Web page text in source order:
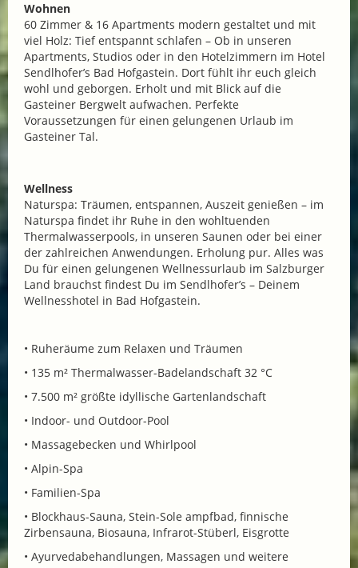
Wohnen
60 Zimmer & 16 Apartments modern gestaltet und mit
viel Holz: Tief entspannt schlafen – Ob in unseren
Apartments, Studios oder in den Hotelzimmern im Hotel
Sendlhofer’s Bad Hofgastein. Dort fühlt ihr euch gleich
wohl und geborgen. Erholt und mit Blick auf die
Gasteiner Bergwelt aufwachen. Perfekte
Voraussetzungen für einen gelungenen Urlaub im
Gasteiner Tal.
Wellness
Naturspa: Träumen, entspannen, Auszeit genießen – im
Naturspa findet ihr Ruhe in den wohltuenden
Thermalwasserpools, in unseren Saunen oder bei einer
der zahlreichen Anwendungen. Erholung pur. Alles was
Du für einen gelungenen Wellnessurlaub im Salzburger
Land brauchst findest Du im Sendlhofer’s – Deinem
Wellnesshotel in Bad Hofgastein.
• Ruheräume zum Relaxen und Träumen
• 135 m² Thermalwasser-Badelandschaft 32 °C
• 7.500 m² größte idyllische Gartenlandschaft
• Indoor- und Outdoor-Pool
• Massagebecken und Whirlpool
• Alpin-Spa
• Familien-Spa
• Blockhaus-Sauna, Stein-Sole ampfbad, finnische
Zirbensauna, Biosauna, Infrarot-Stüberl, Eisgrotte
• Ayurvedabehandlungen, Massagen und weitere